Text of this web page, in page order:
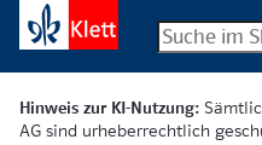
Hinweis zur KI-Nutzung:
AG sind urheberrechtlich